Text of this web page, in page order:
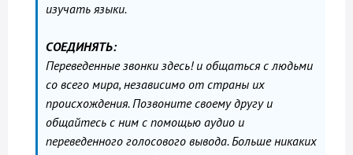
изучать языки.
СОЕДИНЯТЬ:
Переведенные звонки здесь! и общаться с людьми
со всего мира, независимо от страны их
происхождения. Позвоните своему другу и
общайтесь с ним с помощью аудио и
переведенного голосового вывода. Больше никаких